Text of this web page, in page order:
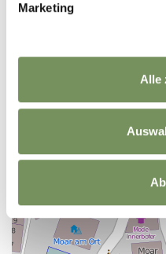
Marketing
Alle